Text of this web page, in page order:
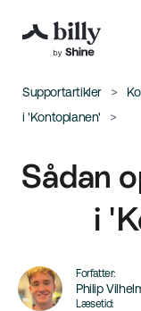
Supportartikler
i 'Kontoplanen'
Sådan
i
Forfatter:
Philip
Læsetid: